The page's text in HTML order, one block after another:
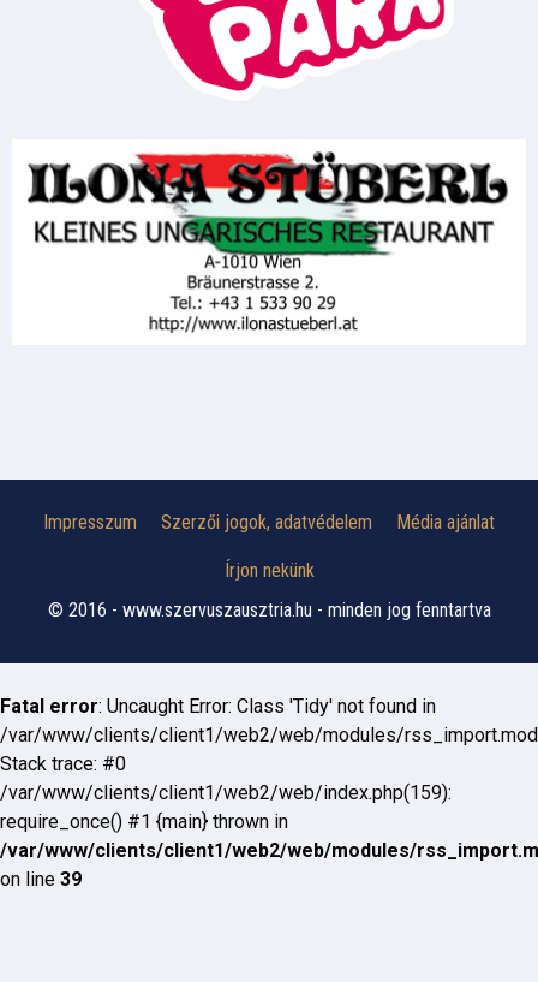
Impresszum Szerzői jogok, adatvédelem Média ajánlat
Írjon nekünk
© 2016 - www.szervuszausztria.hu - minden jog fenntartva
Fatal error: Uncaught Error: Class 'Tidy' not found in
/var/www/clients/client1/web2/web/modules/
Stack trace: #0
/var/www/clients/client1/web2/web/index.php(159):
require_once() #1 {main} thrown in
/var/www/clients/client1/web2/web/modules/
on line 39